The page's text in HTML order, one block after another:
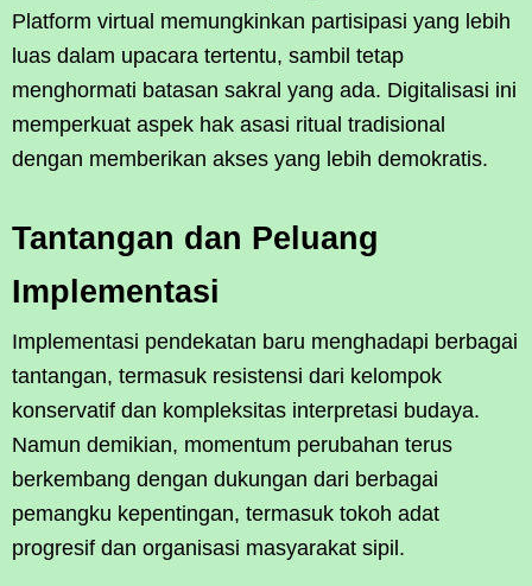
Platform virtual memungkinkan partisipasi yang lebih
luas dalam upacara tertentu, sambil tetap
menghormati batasan sakral yang ada. Digitalisasi ini
memperkuat aspek hak asasi ritual tradisional
dengan memberikan akses yang lebih demokratis.
Tantangan dan Peluang
Implementasi
Implementasi pendekatan baru menghadapi berbagai
tantangan, termasuk resistensi dari kelompok
konservatif dan kompleksitas interpretasi budaya.
Namun demikian, momentum perubahan terus
berkembang dengan dukungan dari berbagai
pemangku kepentingan, termasuk tokoh adat
progresif dan organisasi masyarakat sipil.